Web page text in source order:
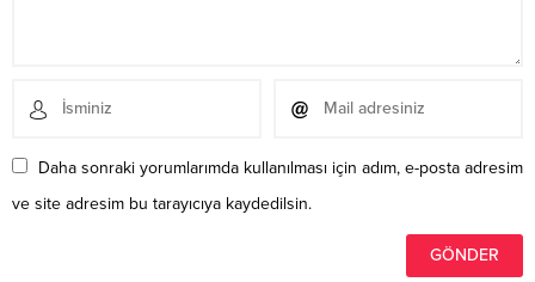
Daha sonraki yorumlarımda kullanılması için adım, e-posta adresim
ve site adresim bu tarayıcıya kaydedilsin.